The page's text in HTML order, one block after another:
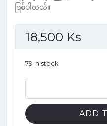
ဖြစ်ပါတယ်။
18,500 Ks
79 in stock
Vol.71
English
Version
ADD